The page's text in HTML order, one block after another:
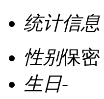
统计信息
性别保密
生日-